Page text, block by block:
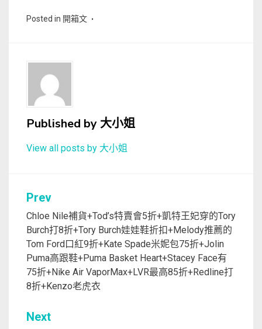
Posted in 開箱文
Published by大小姐
View all posts by 大小姐
文
章
導
覽
Prev
Chloe Nile補貨+Tod’s特賣會5折+凱特王妃穿的Tory
Burch打8折+Tory Burch娃娃鞋折扣+Melody推薦的
Tom Ford口紅9折+Kate Spade米妮包75折+Jolin
Puma高跟鞋+Puma Basket Heart+Stacey Face有
75折+Nike Air VaporMax+LVR最高85折+Redline打
8折+Kenzo老虎衣
Next